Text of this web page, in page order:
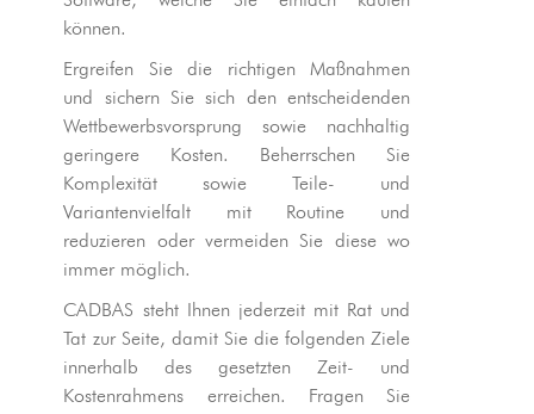
können.
Ergreifen Sie die richtigen Maßnahmen
und sichern Sie sich den entscheidenden
Wettbewerbsvorsprung sowie nachhaltig
geringere Kosten. Beherrschen Sie
Komplexität sowie Teile- und
Variantenvielfalt mit Routine und
reduzieren oder vermeiden Sie diese wo
immer möglich.
CADBAS steht Ihnen jederzeit mit Rat und
Tat zur Seite, damit Sie die folgenden Ziele
innerhalb des gesetzten Zeit- und
Kostenrahmens erreichen. Fragen Sie